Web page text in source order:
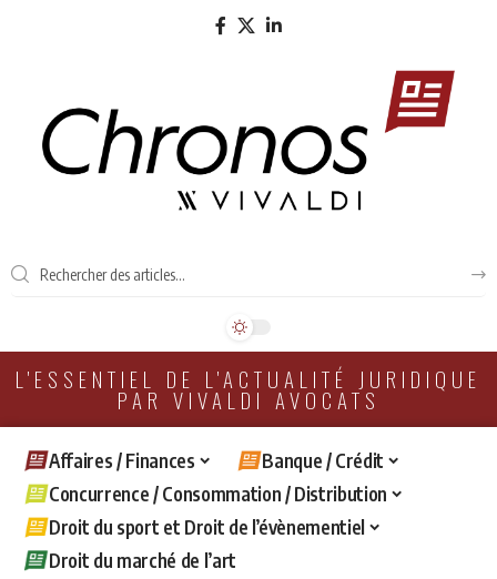
L'ESSENTIEL DE L'ACTUALITÉ JURIDIQUE
PAR VIVALDI AVOCATS
Affaires / Finances
Banque / Crédit
Concurrence / Consommation / Distribution
Droit du sport et Droit de l’évènementiel
Droit du marché de l’art